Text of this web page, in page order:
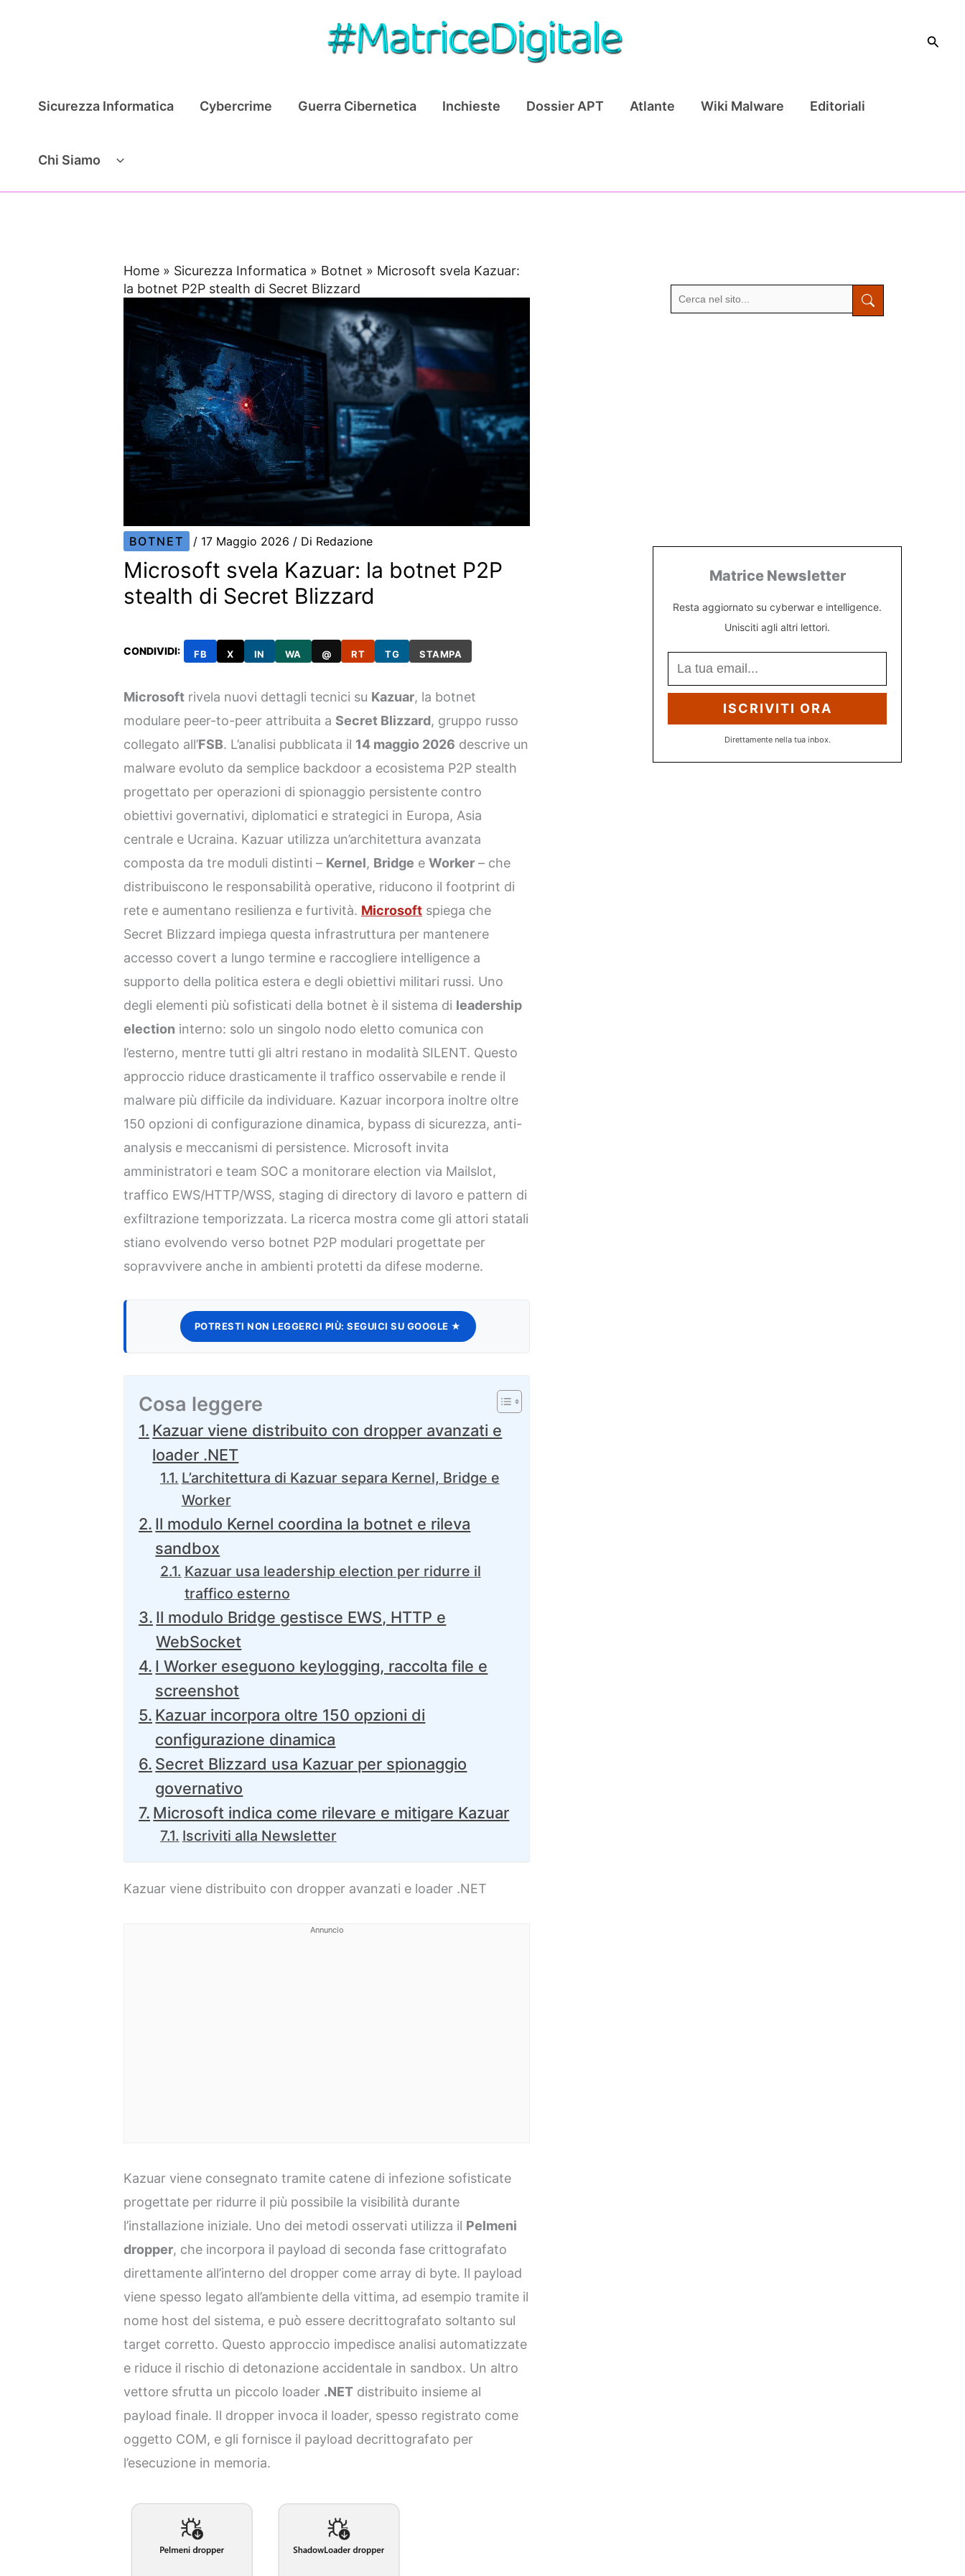
Cerca
Sicurezza Informatica Cybercrime Guerra Cibernetica Inchieste Dossier APT Atlante Wiki Malware Editoriali
Chi Siamo
Home » Sicurezza Informatica » Botnet » Microsoft svela Kazuar:
la botnet P2P stealth di Secret Blizzard
BOTNET / 17 Maggio 2026 / Di Redazione
Microsoft svela Kazuar: la botnet P2P
stealth di Secret Blizzard
CONDIVIDI: FB X IN WA @ RT TG STAMPA
Microsoft rivela nuovi dettagli tecnici su Kazuar, la botnet
modulare peer-to-peer attribuita a Secret Blizzard, gruppo russo
collegato all’FSB. L’analisi pubblicata il 14 maggio 2026 descrive un
malware evoluto da semplice backdoor a ecosistema P2P stealth
progettato per operazioni di spionaggio persistente contro
obiettivi governativi, diplomatici e strategici in Europa, Asia
centrale e Ucraina. Kazuar utilizza un’architettura avanzata
composta da tre moduli distinti – Kernel, Bridge eWorker – che
distribuiscono le responsabilità operative, riducono il footprint di
rete e aumentano resilienza e furtività. Microsoft spiega che
Secret Blizzard impiega questa infrastruttura per mantenere
accesso covert a lungo termine e raccogliere intelligence a
supporto della politica estera e degli obiettivi militari russi. Uno
degli elementi più sofisticati della botnet è il sistema di leadership
election interno: solo un singolo nodo eletto comunica con
l’esterno, mentre tutti gli altri restano in modalità SILENT. Questo
approccio riduce drasticamente il traffico osservabile e rende il
malware più difficile da individuare. Kazuar incorpora inoltre oltre
150 opzioni di configurazione dinamica, bypass di sicurezza, anti-
analysis e meccanismi di persistence. Microsoft invita
amministratori e team SOC a monitorare election via Mailslot,
traffico EWS/HTTP/WSS, staging di directory di lavoro e pattern di
exfiltrazione temporizzata. La ricerca mostra come gli attori statali
stiano evolvendo verso botnet P2P modulari progettate per
sopravvivere anche in ambienti protetti da difese moderne.
POTRESTI NON LEGGERCI PIÙ: SEGUICI SU GOOGLE ★
Cosa leggere
Kazuar viene distribuito con dropper avanzati e
loader .NET
L’architettura di Kazuar separa Kernel, Bridge e
Worker
Il modulo Kernel coordina la botnet e rileva
sandbox
Kazuar usa leadership election per ridurre il
traffico esterno
Il modulo Bridge gestisce EWS, HTTP e
WebSocket
I Worker eseguono keylogging, raccolta file e
screenshot
Kazuar incorpora oltre 150 opzioni di
configurazione dinamica
Secret Blizzard usa Kazuar per spionaggio
governativo
Microsoft indica come rilevare e mitigare Kazuar
Iscriviti alla Newsletter
Kazuar viene distribuito con dropper avanzati e loader .NET
Annuncio
Kazuar viene consegnato tramite catene di infezione sofisticate
progettate per ridurre il più possibile la visibilità durante
l’installazione iniziale. Uno dei metodi osservati utilizza il Pelmeni
dropper, che incorpora il payload di seconda fase crittografato
direttamente all’interno del dropper come array di byte. Il payload
viene spesso legato all’ambiente della vittima, ad esempio tramite il
nome host del sistema, e può essere decrittografato soltanto sul
target corretto. Questo approccio impedisce analisi automatizzate
e riduce il rischio di detonazione accidentale in sandbox. Un altro
vettore sfrutta un piccolo loader .NET distribuito insieme al
payload finale. Il dropper invoca il loader, spesso registrato come
oggetto COM, e gli fornisce il payload decrittografato per
l’esecuzione in memoria.
Matrice Newsletter
Resta aggiornato su cyberwar e intelligence.
Unisciti agli altri lettori.
ISCRIVITI ORA
Direttamente nella tua inbox.